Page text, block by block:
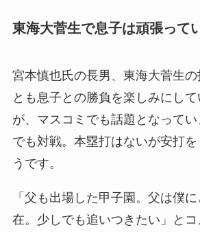
東海大菅生で息子は頑張って
宮本慎也氏の長男、東海大菅生
とも息子との勝負を楽しみにし
が、マスコミでも話題となって
でも対戦。本塁打はないが安打を
うです。
「父も出場した甲子園。父は僕
在。少しでも追いつきたい」とコ